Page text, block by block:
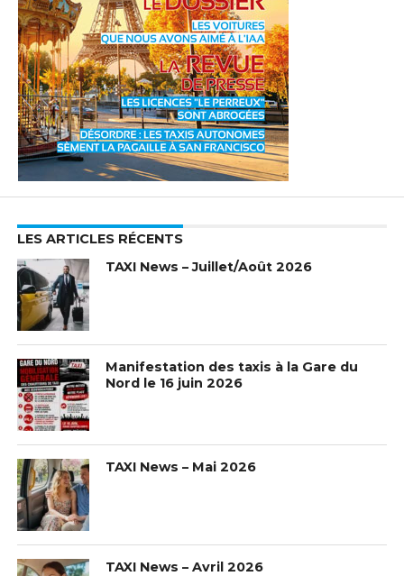
LES ARTICLES RÉCENTS
TAXI News – Juillet/Août 2026
Manifestation des taxis à la Gare du
Nord le 16 juin 2026
TAXI News – Mai 2026
TAXI News – Avril 2026